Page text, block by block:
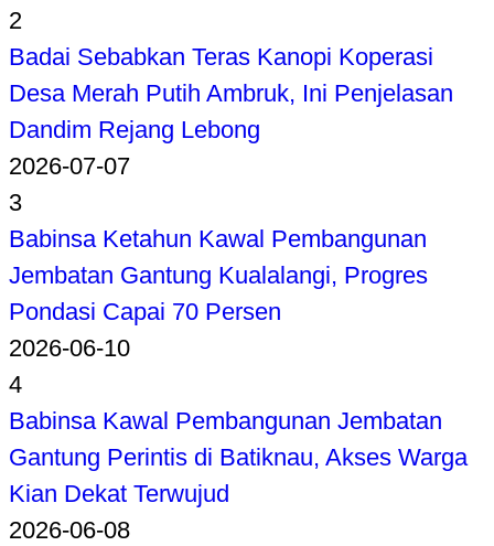
2
Badai Sebabkan Teras Kanopi Koperasi
Desa Merah Putih Ambruk, Ini Penjelasan
Dandim Rejang Lebong
2026-07-07
3
Babinsa Ketahun Kawal Pembangunan
Jembatan Gantung Kualalangi, Progres
Pondasi Capai 70 Persen
2026-06-10
4
Babinsa Kawal Pembangunan Jembatan
Gantung Perintis di Batiknau, Akses Warga
Kian Dekat Terwujud
2026-06-08